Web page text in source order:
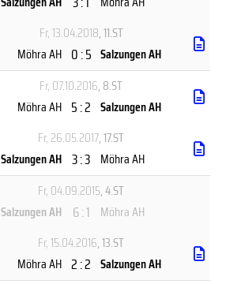
Fr, 13.04.2018, 11.ST
Möhra AH 0 : 5 Salzungen AH
Fr, 07.10.2016, 8.ST
Möhra AH 5 : 2 Salzungen AH
Fr, 26.05.2017, 17.ST
Salzungen AH 3 : 3 Möhra AH
Fr, 04.09.2015, 4.ST
Salzungen AH 6 : 1 Möhra AH
Fr, 15.04.2016, 13.ST
Möhra AH 2 : 2 Salzungen AH